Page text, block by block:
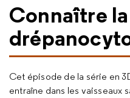
Connaître la
Cet épisode de la série en
entraîne dans les vaisseaux